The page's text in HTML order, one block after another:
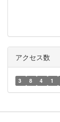
アクセス数
3 8 4 1